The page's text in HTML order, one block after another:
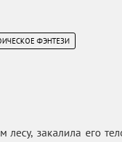
ФЭНТЕЗИ
закалила его